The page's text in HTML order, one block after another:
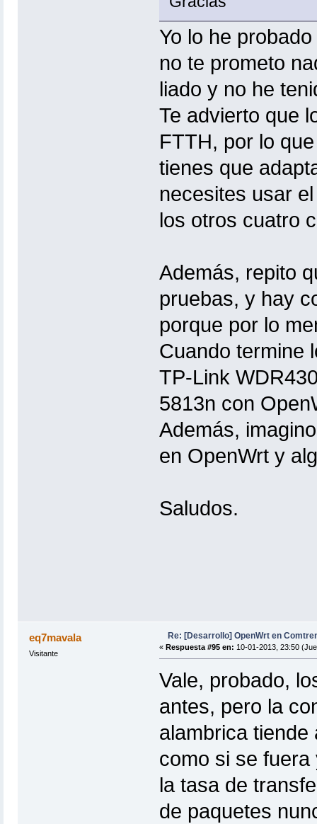
Yo lo he
no te prometo
liado y no he
Te advierto que
FTTH, por lo
tienes que
necesites usar
los otros cuatro
Además, repito
pruebas, y hay
porque por lo
Cuando termine
TP-Link
5813n con
Además,
en OpenWrt y
Saludos.
eq7mavala
Visitante
Re: [Desarrollo] OpenWrt en
« Respuesta #95 en: 10-01-2013, 23:50
Vale, probado,
antes, pero la
alambrica tiende
como si se
la tasa de
de paquetes